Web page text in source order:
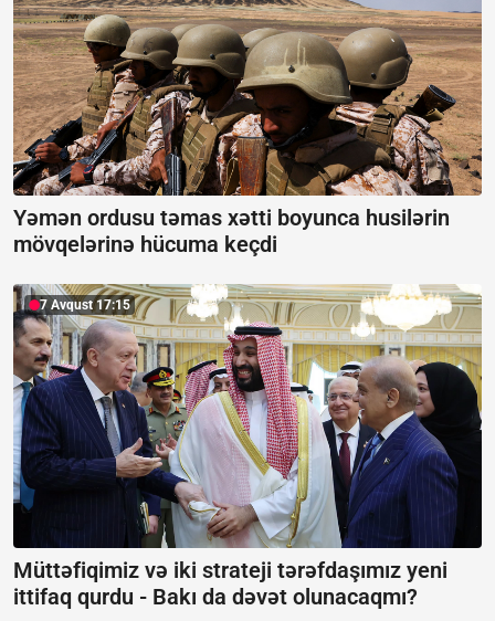
Yəmən ordusu təmas xətti boyunca husilərin
mövqelərinə hücuma keçdi
7 Avqust 17:15
Müttəfiqimiz və iki strateji tərəfdaşımız yeni
ittifaq qurdu - Bakı da dəvət olunacaqmı?